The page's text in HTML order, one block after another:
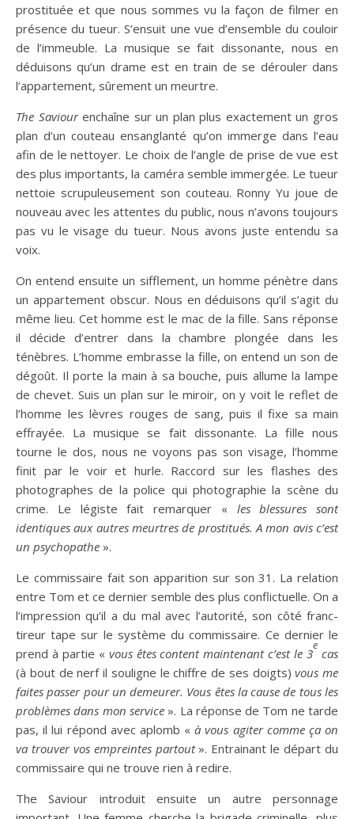
prostituée et que nous sommes vu la façon de filmer en
présence du tueur. S’ensuit une vue d’ensemble du couloir
de l’immeuble. La musique se fait dissonante, nous en
déduisons qu’un drame est en train de se dérouler dans
l’appartement, sûrement un meurtre.
The Saviourenchaîne sur un plan plus exactement un gros
plan d’un couteau ensanglanté qu’on immerge dans l’eau
afin de le nettoyer. Le choix de l’angle de prise de vue est
des plus importants, la caméra semble immergée. Le tueur
nettoie scrupuleusement son couteau. Ronny Yu joue de
nouveau avec les attentes du public, nous n’avons toujours
pas vu le visage du tueur. Nous avons juste entendu sa
voix.
On entend ensuite un sifflement, un homme pénètre dans
un appartement obscur. Nous en déduisons qu’il s’agit du
même lieu. Cet homme est le mac de la fille. Sans réponse
il décide d’entrer dans la chambre plongée dans les
ténèbres. L’homme embrasse la fille, on entend un son de
dégoût. Il porte la main à sa bouche, puis allume la lampe
de chevet. Suis un plan sur le miroir, on y voit le reflet de
l’homme les lèvres rouges de sang, puis il fixe sa main
effrayée. La musique se fait dissonante. La fille nous
tourne le dos, nous ne voyons pas son visage, l’homme
finit par le voir et hurle. Raccord sur les flashes des
photographes de la police qui photographie la scène du
crime. Le légiste fait remarquer « les blessures sont
identiques aux autres meurtres de prostitués. A mon avis c’est
un psychopathe ».
Le commissaire fait son apparition sur son 31. La relation
entre Tom et ce dernier semble des plus conflictuelle. On a
l’impression qu’il a du mal avec l’autorité, son côté franc-
tireur tape sur le système du commissaire. Ce dernier le
prend à partie « vous êtes content maintenant c’est le 3
e
cas
(à bout de nerf il souligne le chiffre de ses doigts)vous me
faites passer pour un demeurer. Vous êtes la cause de tous les
problèmes dans mon service». La réponse de Tom ne tarde
pas, il lui répond avec aplomb «à vous agiter comme ça on
va trouver vos empreintes partout ». Entrainant le départ du
commissaire qui ne trouve rien à redire.
The Saviour introduit ensuite un autre personnage